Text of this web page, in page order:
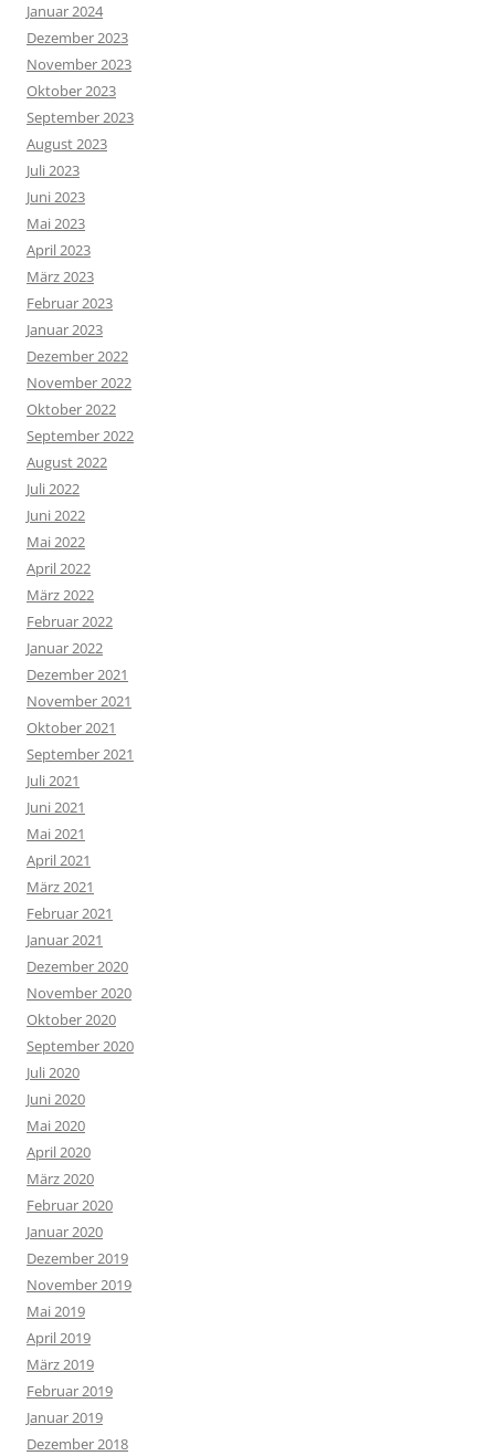
Januar 2024
Dezember 2023
November 2023
Oktober 2023
September 2023
August 2023
Juli 2023
Juni 2023
Mai 2023
April 2023
März 2023
Februar 2023
Januar 2023
Dezember 2022
November 2022
Oktober 2022
September 2022
August 2022
Juli 2022
Juni 2022
Mai 2022
April 2022
März 2022
Februar 2022
Januar 2022
Dezember 2021
November 2021
Oktober 2021
September 2021
Juli 2021
Juni 2021
Mai 2021
April 2021
März 2021
Februar 2021
Januar 2021
Dezember 2020
November 2020
Oktober 2020
September 2020
Juli 2020
Juni 2020
Mai 2020
April 2020
März 2020
Februar 2020
Januar 2020
Dezember 2019
November 2019
Mai 2019
April 2019
März 2019
Februar 2019
Januar 2019
Dezember 2018